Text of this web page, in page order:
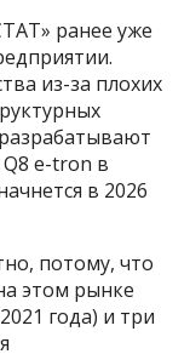
ранее уже
из-за плохих
e-tron в
в 2026
потому, что
этом рынке
года) и три